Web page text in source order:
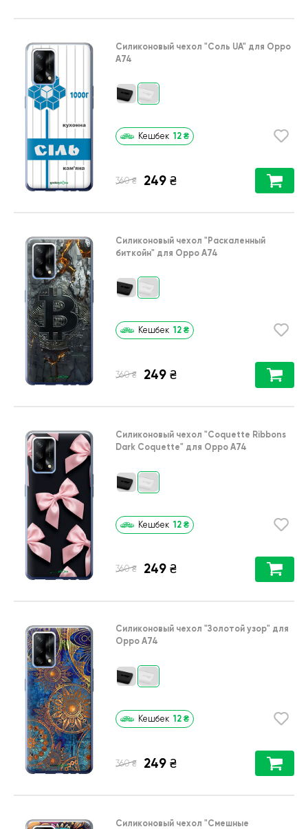
Силиконовый чехол "Соль UA" для Oppo
A74
Кешбек 12 ₴
360 ₴ 249 ₴
Силиконовый чехол "Раскаленный
биткойн" для Oppo A74
Кешбек 12 ₴
360 ₴ 249 ₴
Силиконовый чехол "Coquette Ribbons
Dark Coquette" для Oppo A74
Кешбек 12 ₴
360 ₴ 249 ₴
Силиконовый чехол "Золотой узор" для
Oppo A74
Кешбек 12 ₴
360 ₴ 249 ₴
Силиконовый чехол "Cмешные